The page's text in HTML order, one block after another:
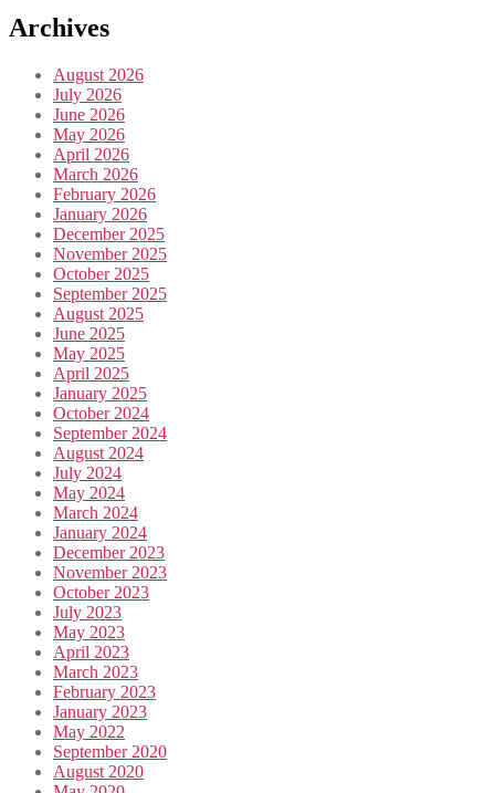
Archives
August 2026
July 2026
June 2026
May 2026
April 2026
March 2026
February 2026
January 2026
December 2025
November 2025
October 2025
September 2025
August 2025
June 2025
May 2025
April 2025
January 2025
October 2024
September 2024
August 2024
July 2024
May 2024
March 2024
January 2024
December 2023
November 2023
October 2023
July 2023
May 2023
April 2023
March 2023
February 2023
January 2023
May 2022
September 2020
August 2020